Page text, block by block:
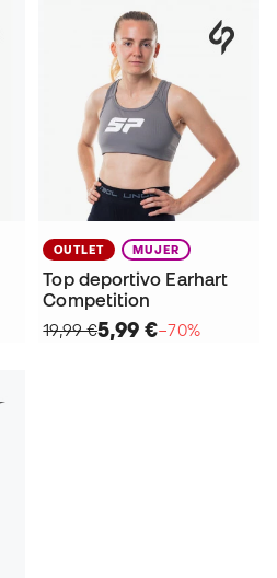
OUTLET MUJER
Top deportivo Earhart
Competition
19,99 €5,99 €−70%